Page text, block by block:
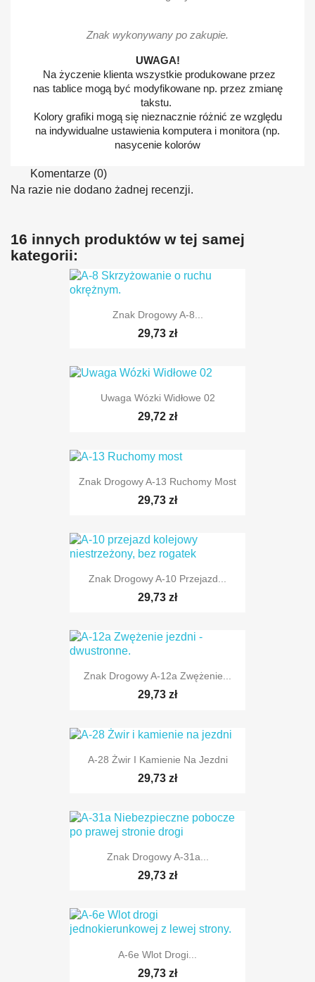
Znak wykonywany po zakupie.
UWAGA!
Na życzenie klienta wszystkie produkowane przez
nas tablice mogą być modyfikowane np. przez zmianę
takstu.
Kolory grafiki mogą się nieznacznie różnić ze względu
na indywidualne ustawienia komputera i monitora (np.
nasycenie kolorów
Komentarze (0)
Na razie nie dodano żadnej recenzji.
16 innych produktów w tej samej
kategorii:
Znak Drogowy A-8...
29,73 zł
Uwaga Wózki Widłowe 02
29,72 zł
Znak Drogowy A-13 Ruchomy Most
29,73 zł
Znak Drogowy A-10 Przejazd...
29,73 zł
TYLKO ONLINE
Znak Drogowy A-12a Zwężenie...
29,73 zł
A-28 Żwir I Kamienie Na Jezdni
29,73 zł
Znak Drogowy A-31a...
29,73 zł
TYLKO ONLINE
A-6e Wlot Drogi...
29,73 zł